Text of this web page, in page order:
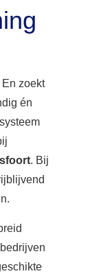
zoekt
én
. Bij